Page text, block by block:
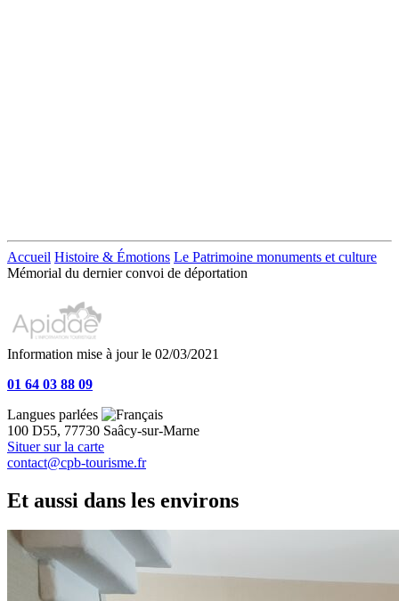
Accueil Histoire & Émotions Le Patrimoine monuments et culture
Mémorial du dernier convoi de déportation
Information mise à jour le 02/03/2021
01 64 03 88 09
Langues parlées
100 D55, 77730 Saâcy-sur-Marne
Situer sur la carte
contact@cpb-tourisme.fr
Et aussi dans les environs